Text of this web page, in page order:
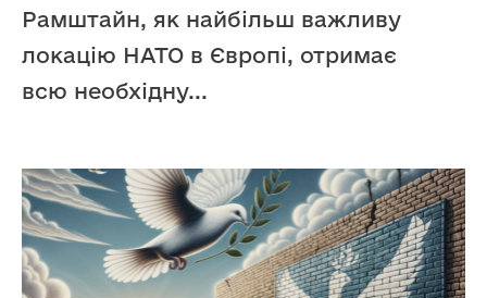
Рамштайн, як найбільш важливу
локацію НАТО в Європі, отримає
всю необхідну...